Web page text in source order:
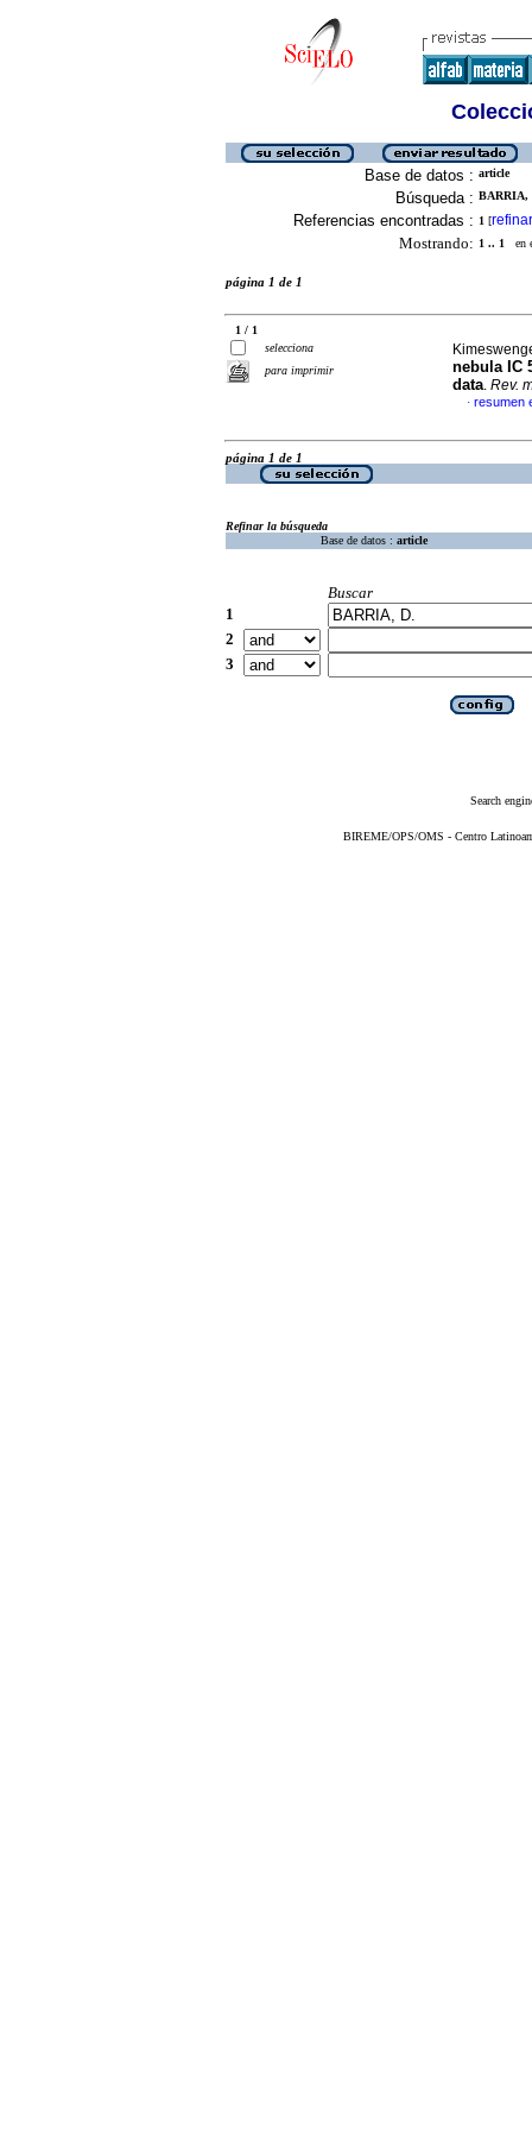
Base de datos : article
Búsqueda : BARRIA,
Referencias encontradas : 1 [refinar
Mostrando: 1 .. 1 en
página 1 de 1
1 / 1
selecciona
para imprimir
nebula IC
data. Rev.
· resumen
página 1 de 1
Refinar la búsqueda
Base de datos : article
Buscar
1
2
3
Search
BIREME/OPS/OMS - Centro